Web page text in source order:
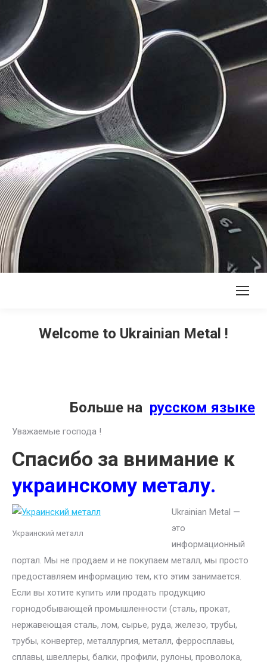
Welcome to Ukrainian Metal !
Больше на русском языке
Уважаемые господа !
Спасибо за внимание к
украинскому металу.
Украинский металл
Ukrainian Metal —
это
информационный
портал. Мы не продаем и не покупаем металл, мы просто
предоставляем информацию тем, кто этим занимается.
Если вы хотите купить или продать продукцию
горнодобывающей промышленности (сталь, прокат,
нержавеющая сталь, лом, сырье, руда, железо, трубы,
трубы, конвертер, металлургия, металл, ферросплавы,
сплавы, швеллеры, балки, профили, рулоны, проволока,